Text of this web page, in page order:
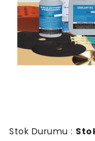
Stok Durumu :